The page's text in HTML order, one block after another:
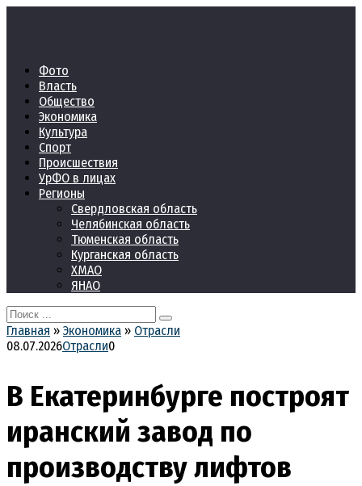
Фото
Власть
Общество
Экономика
Культура
Спорт
Происшествия
УрФО в лицах
Регионы
Свердловская область
Челябинская область
Тюменская область
Курганская область
ХМАО
ЯНАО
Search
for:
Главная » Экономика » Отрасли
08.07.2026Отрасли0
В Екатеринбурге построят
иранский завод по
производству лифтов